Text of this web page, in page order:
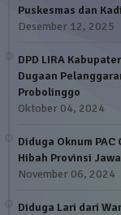
Puskesmas dan
Desember 12, 2025
DPD LIRA
Dugaan
Probolinggo
Oktober 04, 2024
Diduga Oknum
Hibah Provinsi
November 06, 2024
Diduga Lari dari